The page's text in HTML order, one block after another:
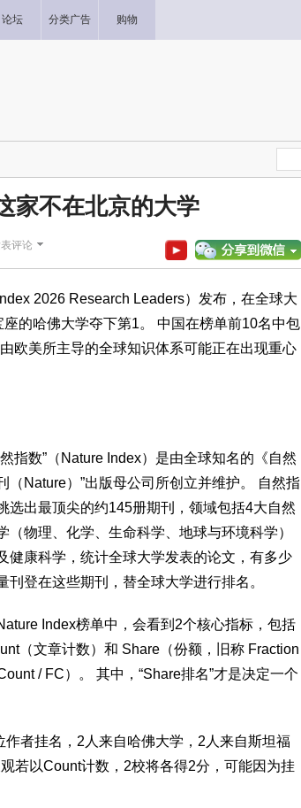
论坛 分类广告 购物
家不在北京的大学
评论
2026 Research Leaders）发布，在全球大
的哈佛大学夺下第1。 中国在榜单前10名中包
欧美所主导的全球知识体系可能正在出现重心
然指数”（Nature Index）是由全球知名的《自然
（Nature）”出版母公司所创立并维护。 自然指
选出最顶尖的约145册期刊，领域包括4大自然
（物理、化学、生命科学、地球与环境科学）
健康科学，统计全球大学发表的论文，有多少
刊登在这些期刊，替全球大学进行排名。
Index榜单中，会看到2个核心指标，包括
（文章计数）和 Share（份额，旧称 Fraction
/ FC）。 其中，“Share排名”才是决定一个
者挂名，2人来自哈佛大学，2人来自斯坦福
若以Count计数，2校将各得2分，可能因为挂